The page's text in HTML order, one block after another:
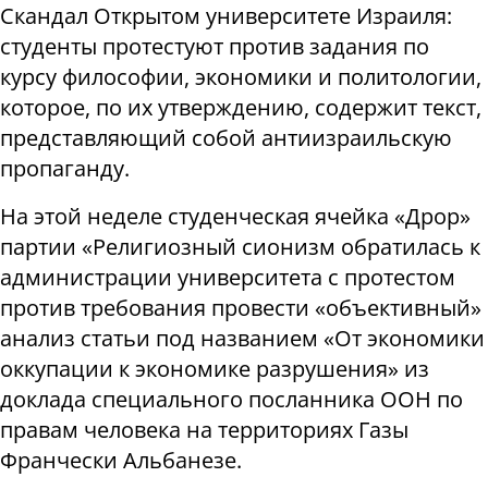
Скандал Открытом университете Израиля:
студенты протестуют против задания по
курсу философии, экономики и политологии,
которое, по их утверждению, содержит текст,
представляющий собой антиизраильскую
пропаганду.
На этой неделе студенческая ячейка «Дрор»
партии «Религиозный сионизм обратилась к
администрации университета с протестом
против требования провести «объективный»
анализ статьи под названием «От экономики
оккупации к экономике разрушения» из
доклада специального посланника ООН по
правам человека на территориях Газы
Франчески Альбанезе.